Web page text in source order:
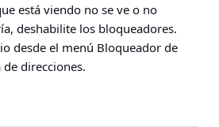
está viendo no se ve o no
deshabilite los bloqueadores.
desde el menú Bloqueador de
direcciones.